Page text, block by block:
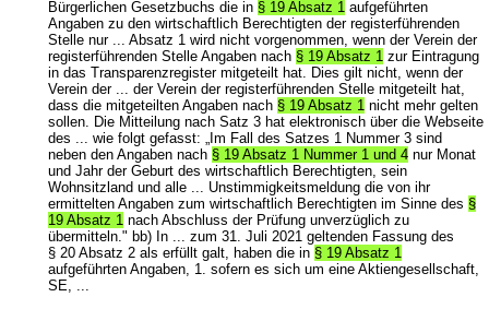
Bürgerlichen Gesetzbuchs die in § 19 Absatz 1 aufgeführten
Angaben zu den wirtschaftlich Berechtigten der registerführenden
Stelle nur ... Absatz 1 wird nicht vorgenommen, wenn der Verein der
registerführenden Stelle Angaben nach § 19 Absatz 1 zur Eintragung
in das Transparenzregister mitgeteilt hat. Dies gilt nicht, wenn der
Verein der ... der Verein der registerführenden Stelle mitgeteilt hat,
dass die mitgeteilten Angaben nach § 19 Absatz 1 nicht mehr gelten
sollen. Die Mitteilung nach Satz 3 hat elektronisch über die Webseite
des ... wie folgt gefasst: „Im Fall des Satzes 1 Nummer 3 sind
neben den Angaben nach § 19 Absatz 1 Nummer 1 und 4 nur Monat
und Jahr der Geburt des wirtschaftlich Berechtigten, sein
Wohnsitzland und alle ... Unstimmigkeitsmeldung die von ihr
ermittelten Angaben zum wirtschaftlich Berechtigten im Sinne des §
19 Absatz 1 nach Abschluss der Prüfung unverzüglich zu
übermitteln." bb) In ... zum 31. Juli 2021 geltenden Fassung des
§ 20 Absatz 2 als erfüllt galt, haben die in § 19 Absatz 1
aufgeführten Angaben, 1. sofern es sich um eine Aktiengesellschaft,
SE, ...